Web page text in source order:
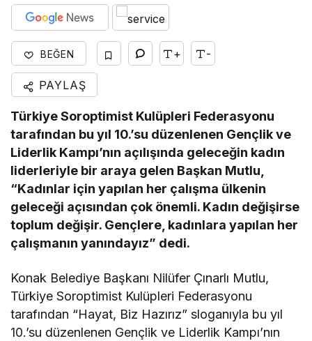
BEĞEN + -
PAYLAŞ
Türkiye Soroptimist Kulüpleri Federasyonu
tarafından bu yıl 10.’su düzenlenen Gençlik ve
Liderlik Kampı’nın açılışında geleceğin kadın
liderleriyle bir araya gelen Başkan Mutlu,
“Kadınlar için yapılan her çalışma ülkenin
geleceği açısından çok önemli. Kadın değişirse
toplum değişir. Gençlere, kadınlara yapılan her
çalışmanın yanındayız” dedi.
Konak Belediye Başkanı Nilüfer Çınarlı Mutlu,
Türkiye Soroptimist Kulüpleri Federasyonu
tarafından “Hayat, Biz Hazırız” sloganıyla bu yıl
10.’su düzenlenen Gençlik ve Liderlik Kampı’nın